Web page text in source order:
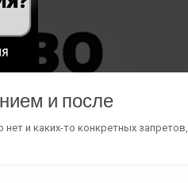
и после
и каких-то конкретных запретов,